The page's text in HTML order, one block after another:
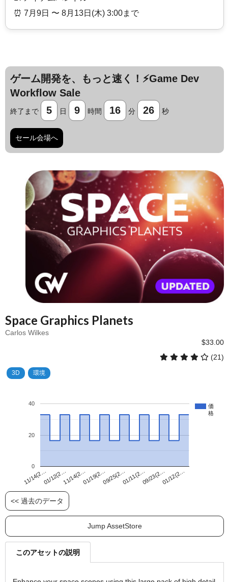
⏰️ 7月9日 〜 8月13日(木) 3:00まで
ゲーム開発を、もっと速く！⚡️Game Dev
Workflow Sale
終了まで 5 日 9 時間 16 分 25 秒
セール会場へ
Space Graphics Planets
Carlos Wilkes
$33.00
(21)
3D 環境
価
格
11/14(2…01/12(2…11/14(2…01/19(2…09/25(2…01/11(2…09/23(2…01/12(2…
0
20
40
<< 過去のデータ
Jump AssetStore
このアセットの説明